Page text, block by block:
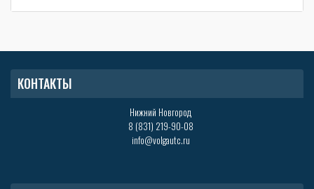
КОНТАКТЫ
Нижний Новгород
8 (831) 219-90-08
info@volgautc.ru